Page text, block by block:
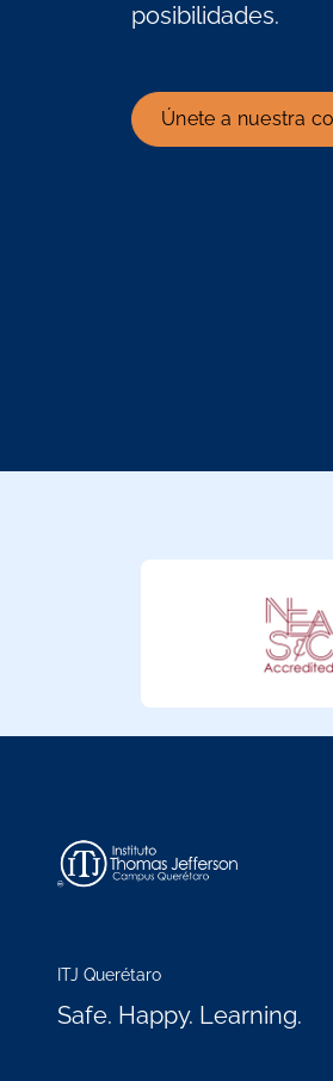
posibilidades.
Únete a nuestra
ITJ Querétaro
Safe. Happy. Learning.